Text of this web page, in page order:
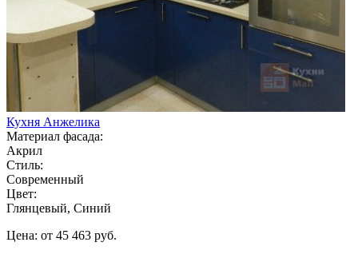
Кухня Анжелика
Материал фасада:
Акрил
Стиль:
Современный
Цвет:
Глянцевый, Синий
Цена: от 45 463 руб.